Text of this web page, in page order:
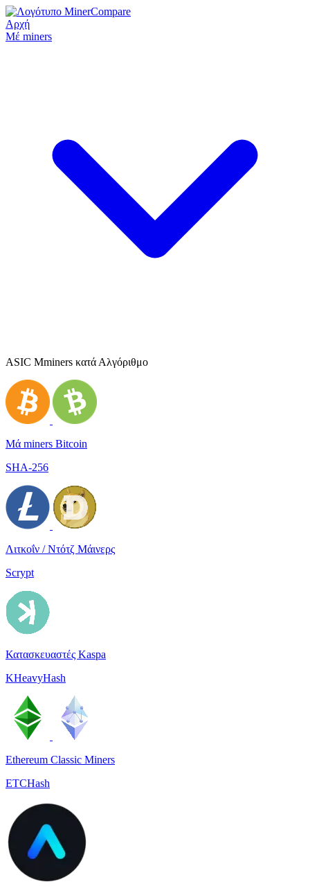
Αρχή
Μέ miners
ASIC Μminers κατά Αλγόριθμο
Μά miners Bitcoin
SHA-256
Λιτκοΐν / Ντότζ Μάινερς
Scrypt
Κατασκευαστές Kaspa
KHeavyHash
Ethereum Classic Miners
ETCHash